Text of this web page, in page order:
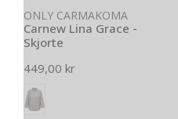
Vælg muligheder
ONLY CARMAKOMA
Carnew Lina Grace -
Skjorte
Normal
pris
449,00 kr